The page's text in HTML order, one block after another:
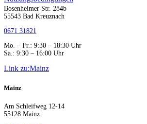
Bosenheimer Str. 284b
55543 Bad Kreuznach
0671 31821
Mo. – Fr.: 9:30 – 18:30 Uhr
Sa.: 9:30 – 16:00 Uhr
Link zu:Mainz
Mainz
Am Schleifweg 12-14
55128 Mainz